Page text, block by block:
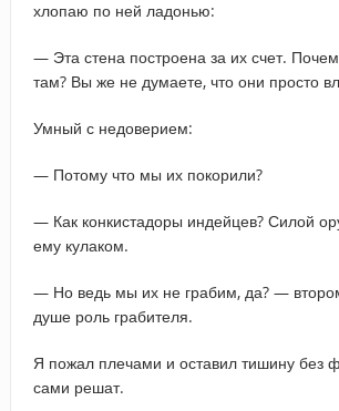
хлопаю по ней ладонью:
— Эта стена построена за их счет.
там? Вы же не думаете, что они просто
Умный с недоверием:
— Потому что мы их покорили?
— Как конкистадоры индейцев? Силой
ему кулаком.
— Но ведь мы их не грабим, да? —
душе роль грабителя.
Я пожал плечами и оставил тишину без
сами решат.